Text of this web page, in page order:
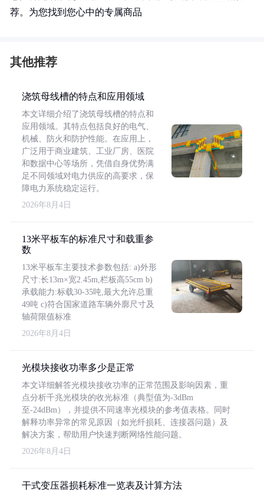
荐。为您找到您心中的专属商品
其他推荐
浇筑母线槽的特点和应用领域
本文详细介绍了浇筑母线槽的特点和
应用领域。其特点包括良好的电气、
机械、防火和防护性能。在应用上，
广泛用于商业建筑、工业厂房、医院
和数据中心等场所，凭借自身优势满
足不同领域对电力供应的高要求，保
障电力系统稳定运行。
2026年8月4日
13米平板车的标准尺寸和载重参
数
13米平板车主要技术参数包括: a)外形
尺寸:长13m×宽2.45m,栏板高55cm b)
承载能力:标载30-35吨,最大允许总重
49吨 c)符合国家道路车辆外廓尺寸及
轴荷限值标准
2026年8月4日
光模块接收功率多少是正常
本文详细解答光模块接收功率的正常范围及影响因素，重
点分析千兆光模块的收光标准（典型值为-3dBm
至-24dBm），并提供不同速率光模块的参考值表格。同时
解释功率异常的常见原因（如光纤损耗、连接器问题）及
解决方案，帮助用户快速判断网络性能问题。
2026年8月4日
干式变压器损耗标准一览表及计算方法